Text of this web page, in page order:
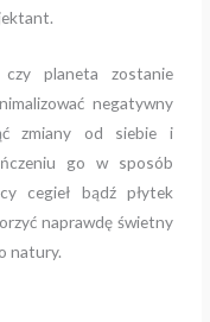
planeta zostanie
negatywny
zmiany od siebie i
go w sposób
cegieł bądź płytek
naprawdę świetny
natury.